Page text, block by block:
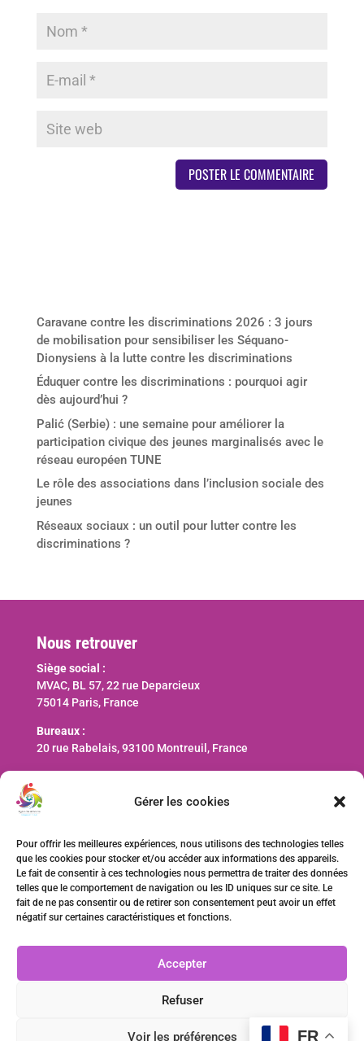
Gérer les cookies
Pour offrir les meilleures expériences, nous utilisons des technologies telles
que les cookies pour stocker et/ou accéder aux informations des appareils.
Le fait de consentir à ces technologies nous permettra de traiter des données
telles que le comportement de navigation ou les ID uniques sur ce site. Le
fait de ne pas consentir ou de retirer son consentement peut avoir un effet
négatif sur certaines caractéristiques et fonctions.
Accepter
Refuser
Voir les préférences
Caravane contre les discriminations 2026 : 3 jours
de mobilisation pour sensibiliser les Séquano-
Dionysiens à la lutte contre les discriminations
Éduquer contre les discriminations : pourquoi agir
dès aujourd’hui ?
Palić (Serbie) : une semaine pour améliorer la
participation civique des jeunes marginalisés avec le
réseau européen TUNE
Le rôle des associations dans l’inclusion sociale des
jeunes
Réseaux sociaux : un outil pour lutter contre les
discriminations ?
Nous retrouver
Siège social :
MVAC, BL 57, 22 rue Deparcieux
75014 Paris, France
Bureaux :
20 rue Rabelais, 93100 Montreuil, France
Nous contacter
Faire un don
FR